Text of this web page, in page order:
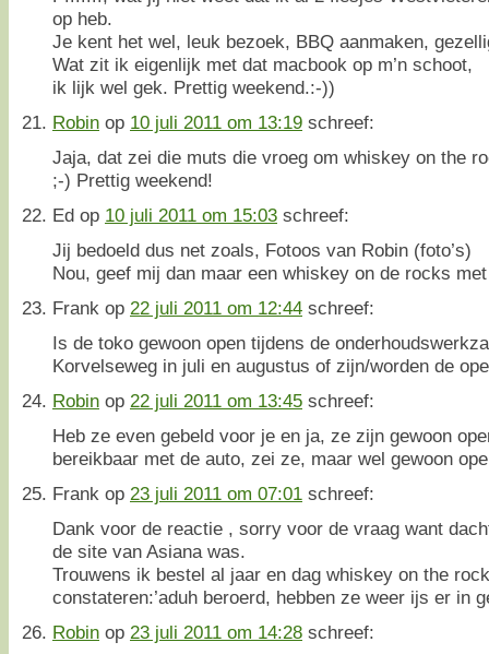
op heb.
Je kent het wel, leuk bezoek, BBQ aanmaken,
Wat zit ik eigenlijk met dat macbook op m’n schoot,
ik lijk wel gek. Prettig weekend.:-))
Robin op 10 juli 2011 om 13:19 schreef:
Jaja, dat zei die muts die vroeg om whiskey on the
;-) Prettig weekend!
Ed op 10 juli 2011 om 15:03 schreef:
Jij bedoeld dus net zoals, Fotoos van Robin (foto’s)
Nou, geef mij dan maar een whiskey on de rocks
Frank op 22 juli 2011 om 12:44 schreef:
Is de toko gewoon open tijdens de
Korvelseweg in juli en augustus of zijn/worden de
Robin op 22 juli 2011 om 13:45 schreef:
Heb ze even gebeld voor je en ja, ze zijn gewoon
bereikbaar met de auto, zei ze, maar wel gewoon
Frank op 23 juli 2011 om 07:01 schreef:
Dank voor de reactie , sorry voor de vraag want
de site van Asiana was.
Trouwens ik bestel al jaar en dag whiskey on the
constateren:’aduh beroerd, hebben ze weer ijs er in
Robin op 23 juli 2011 om 14:28 schreef: